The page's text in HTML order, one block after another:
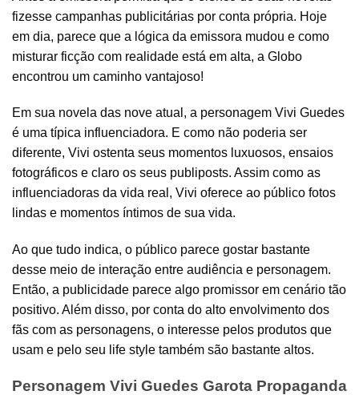
fizesse campanhas publicitárias por conta própria. Hoje
em dia, parece que a lógica da emissora mudou e como
misturar ficção com realidade está em alta, a Globo
encontrou um caminho vantajoso!
Em sua novela das nove atual, a personagem Vivi Guedes
é uma típica influenciadora. E como não poderia ser
diferente, Vivi ostenta seus momentos luxuosos, ensaios
fotográficos e claro os seus publiposts. Assim como as
influenciadoras da vida real, Vivi oferece ao público fotos
lindas e momentos íntimos de sua vida.
Ao que tudo indica, o público parece gostar bastante
desse meio de interação entre audiência e personagem.
Então, a publicidade parece algo promissor em cenário tão
positivo. Além disso, por conta do alto envolvimento dos
fãs com as personagens, o interesse pelos produtos que
usam e pelo seu life style também são bastante altos.
Personagem Vivi Guedes Garota Propaganda